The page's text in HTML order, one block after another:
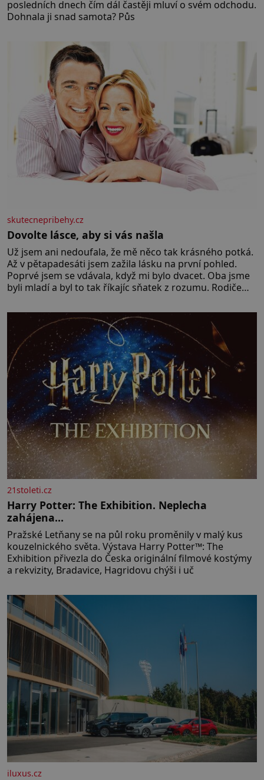
posledních dnech čím dál častěji mluví o svém odchodu.
Dohnala ji snad samota? Půs
skutecnepribehy.cz
Dovolte lásce, aby si vás našla
Už jsem ani nedoufala, že mě něco tak krásného potká.
Až v pětapadesáti jsem zažila lásku na první pohled.
Poprvé jsem se vdávala, když mi bylo dvacet. Oba jsme
byli mladí a byl to tak říkajíc sňatek z rozumu. Rodiče
muž. Manželství nám oběma moc nesvědčilo, brzy jsme
zjistili, že
21stoleti.cz
Harry Potter: The Exhibition. Neplecha
zahájena…
Pražské Letňany se na půl roku proměnily v malý kus
kouzelnického světa. Výstava Harry Potter™: The
Exhibition přivezla do Česka originální filmové kostýmy
a rekvizity, Bradavice, Hagridovu chýši i uč
iluxus.cz